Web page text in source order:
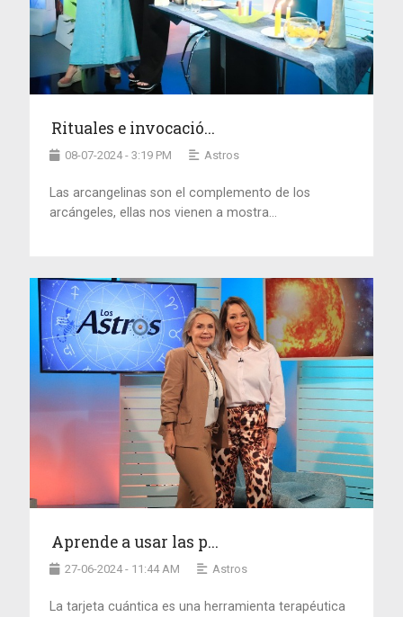
Rituales e invocació...
08-07-2024 - 3:19 PM Astros
Las arcangelinas son el complemento de los
arcángeles, ellas nos vienen a mostra...
Aprende a usar las p...
27-06-2024 - 11:44 AM Astros
La tarjeta cuántica es una herramienta terapéutica